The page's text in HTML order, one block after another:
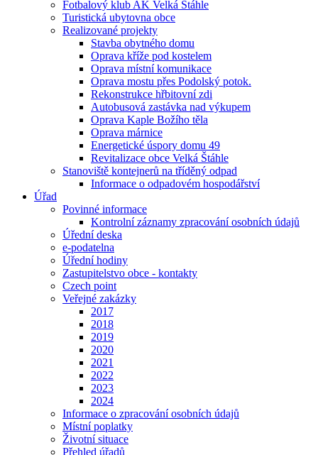
Fotbalový klub AK Velká Štáhle
Turistická ubytovna obce
Realizované projekty
Stavba obytného domu
Oprava kříže pod kostelem
Oprava místní komunikace
Oprava mostu přes Podolský potok.
Rekonstrukce hřbitovní zdi
Autobusová zastávka nad výkupem
Oprava Kaple Božího těla
Oprava márnice
Energetické úspory domu 49
Revitalizace obce Velká Štáhle
Stanoviště kontejnerů na tříděný odpad
Informace o odpadovém hospodářství
Úřad
Povinné informace
Kontrolní záznamy zpracování osobních údajů
Úřední deska
e-podatelna
Úřední hodiny
Zastupitelstvo obce - kontakty
Czech point
Veřejné zakázky
2017
2018
2019
2020
2021
2022
2023
2024
Informace o zpracování osobních údajů
Místní poplatky
Životní situace
Přehled úřadů